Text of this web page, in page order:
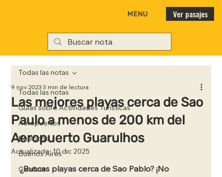
MENU Ver pasajes
Todas las notas
Guías sobre Actividades Turísticas
Aeropuertos
Bariloche
Buenos Aires
Calafate
Todas las notas
Las mejores playas cerca de Sao
Paulo a menos de 200 km del
Aeropuerto Guarulhos
9 nov 20233 min de lectura
Actualizado:10 dic 2025
¿Buscas playas cerca de Sao Pablo? ¡No